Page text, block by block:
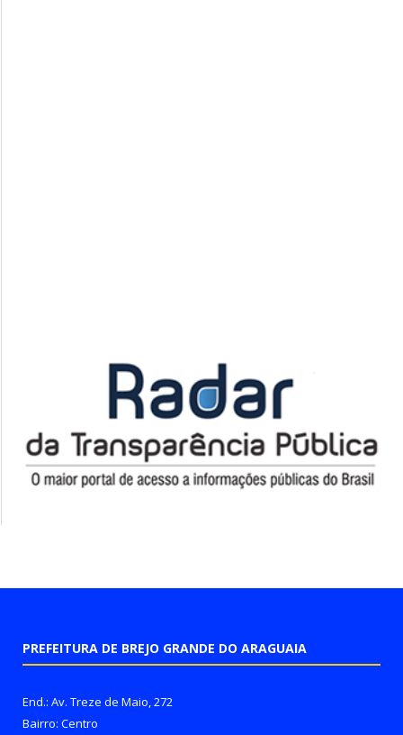
PREFEITURA DE BREJO GRANDE DO ARAGUAIA
End.: Av. Treze de Maio, 272
Bairro: Centro